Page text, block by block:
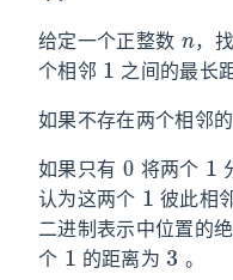
给定一个正整数 n ，
个相邻 1 之间的最长
如果不存在两个相邻的
如果只有 0 将两个 1
认为这两个 1 彼此相
二进制表示中位置的绝
个 1 的距离为 3 。